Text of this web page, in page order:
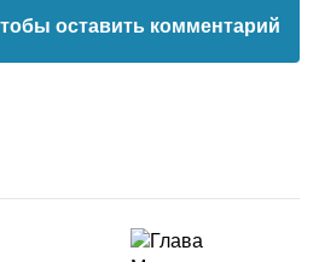
оставить комментарий